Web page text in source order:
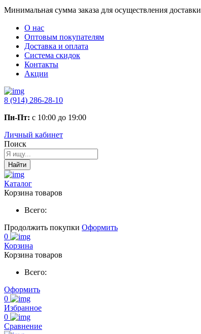
Минимальная сумма заказа для осуществления доставки
О нас
Оптовым покупателям
Доставка и оплата
Система скидок
Контакты
Акции
8 (914) 286-28-10
Пн-Пт: с 10:00 до 19:00
Личный кабинет
Поиск
Найти
Каталог
Корзина товаров
Всего:
Продолжить покупки Оформить
0
Корзина
Корзина товаров
Всего:
Оформить
0
Избранное
0
Сравнение